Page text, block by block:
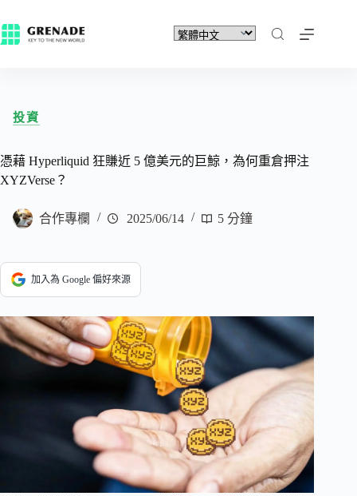
投資
憑藉 Hyperliquid 狂賺近 5 億美元的巨鯨，為何重倉押注
XYZVerse？
合作專欄 2025/06/14 5 分鐘
加入為 Google 偏好來源